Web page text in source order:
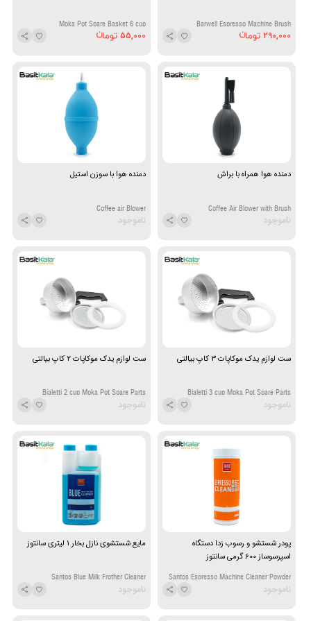
Barwell Espresso Machine Brush
290,000
Moka Pot Spare Basket 6 cup
55,000
دمنده هوا همراه با براش
Coffee Air Blower with Brush
ناموجود
دمنده هوا با سوزن استیل
Coffee air Blower
ناموجود
ست لوازم یدک موکاپات 3 کاپ بیالتی
Bialetti 3 cup Moka Pot Spare Parts
ناموجود
ست لوازم یدک موکاپات 2 کاپ بیالتی
Bialetti 2 cup Moka Pot Spare Parts
ناموجود
پودر شستشو و رسوب زدا دستگاه
اسپرسوساز 600 گرمی سانتوز
Santos Espresso Machine Cleaner Powder
600g
ناموجود
مایع شستشوی نازل بخار 1 لیتری سانتوز
Santos Blue Milk Frother Cleaner
ناموجود